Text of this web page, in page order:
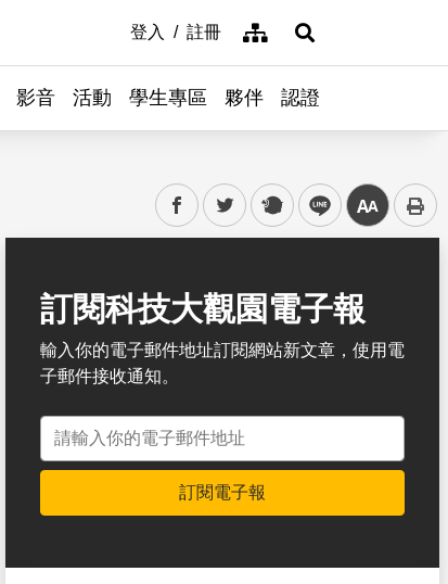
登入 註冊 網站導覽展開搜尋
影音 活動 學生專區 夥伴 認證
facebooktwitter plurk line 中
訂閱科技大觀園電子報
輸入你的電子郵件地址訂閱網站新文章，使用電
子郵件接收通知。
電子郵件地址
訂閱電子報